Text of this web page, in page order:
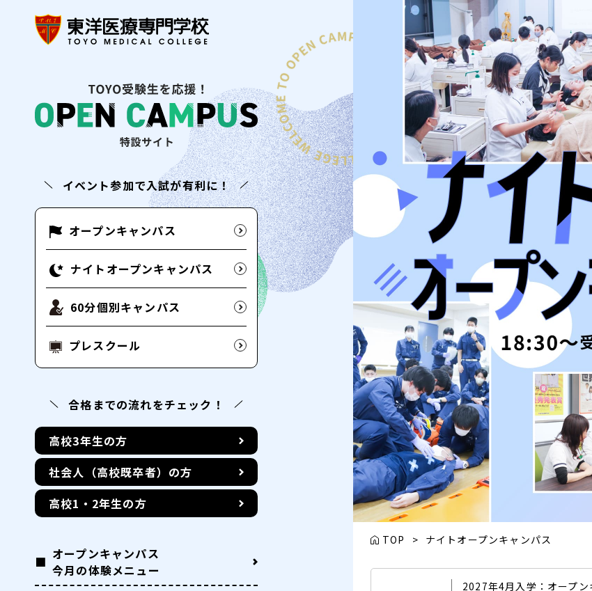
イベント参加で入試が有利に！
オープンキャンパス
ナイトオープンキャンパス
60分個別キャンパス
プレスクール
合格までの流れをチェック！
高校3年生の方
社会人（高校既卒者）の方
高校1・2年生の方
オープンキャンパス
今月の体験メニュー
TOP > ナイトオープンキャンパス
2027年4月入学：オープ